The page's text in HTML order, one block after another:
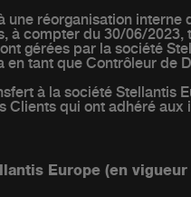
une réorganisation
à compter du 30/06/
gérées par la société
en tant que Contrôleur de
à la société Stellantis
Clients qui ont adhéré
Europe (en